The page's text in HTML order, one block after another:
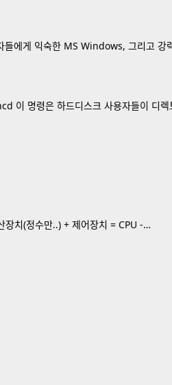
에게 익숙한 MS Windows, 그리고 강
이 명령은 하드디스크 사용자들이 디
장치(정수만..) + 제어장치 = CPU -…